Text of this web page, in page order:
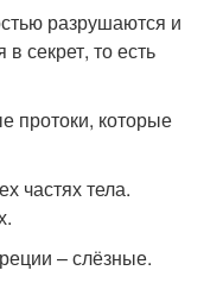
разрушаются и
секрет, то есть
протоки, которые
частях тела.
– слёзные.